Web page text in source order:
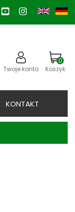
Twoje konto
0
Koszyk
KONTAKT